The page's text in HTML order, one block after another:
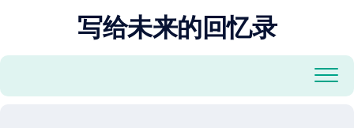
容
写给未来的回忆录